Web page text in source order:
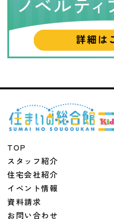
TOP
スタッフ紹介
住宅会社紹介
イベント情報
資料請求
お問い合わせ